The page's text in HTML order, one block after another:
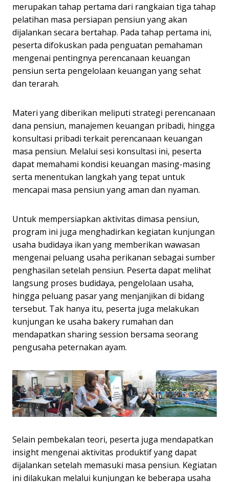
merupakan tahap pertama dari rangkaian tiga tahap
pelatihan masa persiapan pensiun yang akan
dijalankan secara bertahap. Pada tahap pertama ini,
peserta difokuskan pada penguatan pemahaman
mengenai pentingnya perencanaan keuangan
pensiun serta pengelolaan keuangan yang sehat
dan terarah.
Materi yang diberikan meliputi strategi perencanaan
dana pensiun, manajemen keuangan pribadi, hingga
konsultasi pribadi terkait perencanaan keuangan
masa pensiun. Melalui sesi konsultasi ini, peserta
dapat memahami kondisi keuangan masing-masing
serta menentukan langkah yang tepat untuk
mencapai masa pensiun yang aman dan nyaman.
Untuk mempersiapkan aktivitas dimasa pensiun,
program ini juga menghadirkan kegiatan kunjungan
usaha budidaya ikan yang memberikan wawasan
mengenai peluang usaha perikanan sebagai sumber
penghasilan setelah pensiun. Peserta dapat melihat
langsung proses budidaya, pengelolaan usaha,
hingga peluang pasar yang menjanjikan di bidang
tersebut. Tak hanya itu, peserta juga melakukan
kunjungan ke usaha bakery rumahan dan
mendapatkan sharing session bersama seorang
pengusaha peternakan ayam.
Selain pembekalan teori, peserta juga mendapatkan
insight mengenai aktivitas produktif yang dapat
dijalankan setelah memasuki masa pensiun. Kegiatan
ini dilakukan melalui kunjungan ke beberapa usaha